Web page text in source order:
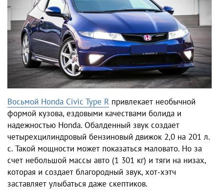
Восьмой Honda Civic Type R привлекает необычной
формой кузова, ездовыми качествами болида и
надежностью Honda. Обалденный звук создает
четырехцилиндровый бензиновый движок 2,0 на 201 л.
с. Такой мощности может показаться маловато. Но за
счет небольшой массы авто (1 301 кг) и тяги на низах,
которая и создает благородный звук, хот-хэтч
заставляет улыбаться даже скептиков.